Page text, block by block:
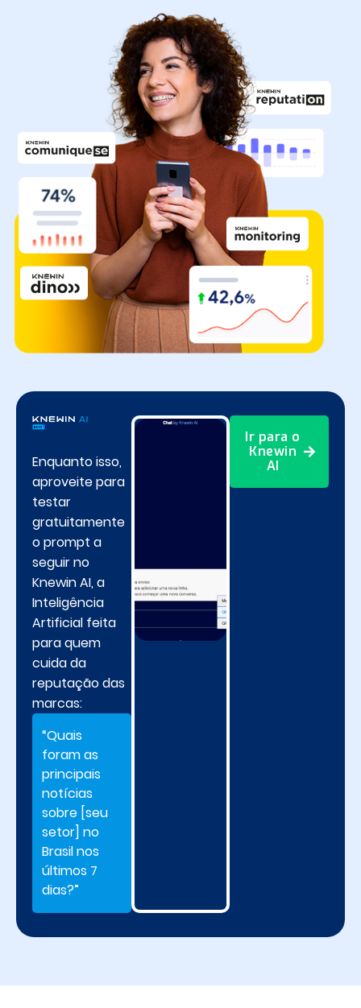
Enquanto isso,
aproveite para
testar
gratuitamente
o prompt a
seguir no
Knewin AI, a
Inteligência
Artificial feita
para quem
cuida da
reputação das
marcas:
“Quais
foram as
principais
notícias
sobre [seu
setor] no
Brasil nos
últimos 7
dias?”
Ir para o
Knewin
AI